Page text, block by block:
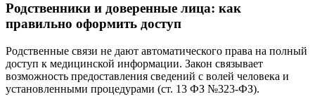
Родственники и доверенные лица: как
правильно оформить доступ
Родственные связи не дают автоматического права на полный
доступ к медицинской информации. Закон связывает
возможность предоставления сведений с волей человека и
установленными процедурами (ст. 13 ФЗ №323‑ФЗ).